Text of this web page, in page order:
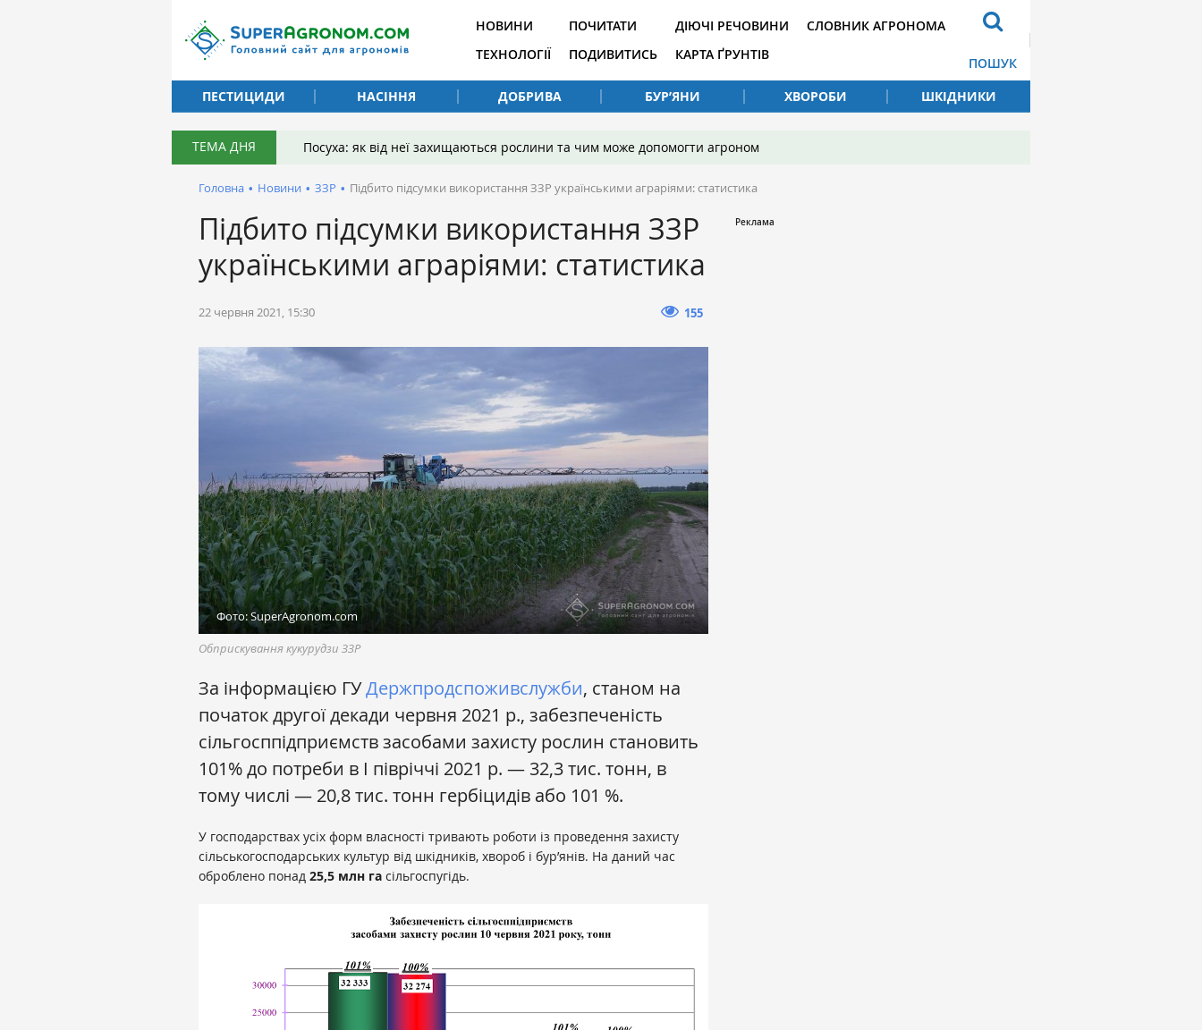
НОВИНИ
ТЕХНОЛОГІЇ
ПОЧИТАТИ
ПОДИВИТИСЬ
ДІЮЧІ РЕЧОВИНИ
КАРТА ҐРУНТІВ
СЛОВНИК АГРОНОМА
ПОШУК
ПЕСТИЦИДИ
НАСІННЯ ДОБРИВА БУР’ЯНИ ХВОРОБИ ШКІДНИКИ
ТЕМА ДНЯ Посуха: як від неї захищаються рослини та чим може допомогти агроном
Головна • Новини • ЗЗР • Підбито підсумки використання ЗЗР українськими аграріями: статистика
Підбито підсумки використання ЗЗР
українськими аграріями: статистика
22 червня 2021, 15:30 155
Фото: SuperAgronom.com
Обприскування кукурудзи ЗЗР
За інформацією ГУДержпродспоживслужби, станом на
початок другої декади червня 2021 р., забезпеченість
сільгосппідприємств засобами захисту рослин становить
101% до потреби в І півріччі 2021 р. — 32,3 тис. тонн, в
тому числі — 20,8 тис. тонн гербіцидів або 101 %.
У господарствах усіх форм власності тривають роботи із проведення захисту
сільськогосподарських культур від шкідників, хвороб і бур’янів. На даний час
оброблено понад 25,5 млн га сільгоспугідь.